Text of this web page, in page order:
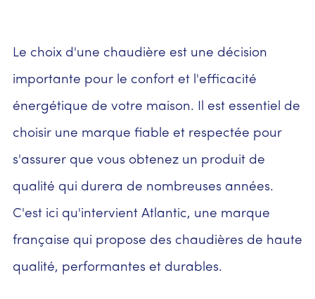
Le choix d'une chaudière est une décision
importante pour le confort et l'efficacité
énergétique de votre maison. Il est essentiel de
choisir une marque fiable et respectée pour
s'assurer que vous obtenez un produit de
qualité qui durera de nombreuses années.
C'est ici qu'intervient Atlantic, une marque
française qui propose des chaudières de haute
qualité, performantes et durables.